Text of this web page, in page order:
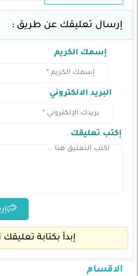
إرسال تعليقك عن طريق :
إسمك الكريم
البريد الالكتروني
إكتب تعليقك
إبدأ بكتابة تعليقك
الاقسام